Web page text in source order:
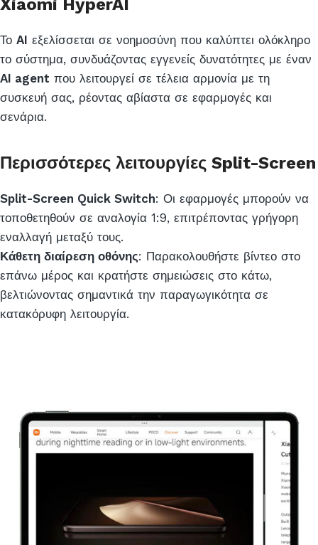
Xiaomi HyperAI
Το AI εξελίσσεται σε νοημοσύνη που καλύπτει ολόκληρο
το σύστημα, συνδυάζοντας εγγενείς δυνατότητες με έναν
AI agent που λειτουργεί σε τέλεια αρμονία με τη
συσκευή σας, ρέοντας αβίαστα σε εφαρμογές και
σενάρια.
Περισσότερες λειτουργίες Split-Screen
Split-Screen Quick Switch: Οι εφαρμογές μπορούν να
τοποθετηθούν σε αναλογία 1:9, επιτρέποντας γρήγορη
εναλλαγή μεταξύ τους.
Κάθετη διαίρεση οθόνης: Παρακολουθήστε βίντεο στο
επάνω μέρος και κρατήστε σημειώσεις στο κάτω,
βελτιώνοντας σημαντικά την παραγωγικότητα σε
κατακόρυφη λειτουργία.